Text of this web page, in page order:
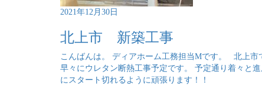
2021年12月30日
北上市 新築工事
こんばんは。 ディアホーム工務担当Mです。 北上市
早々にウレタン断熱工事予定です。 予定通り着々と
にスタート切れるように頑張ります！！